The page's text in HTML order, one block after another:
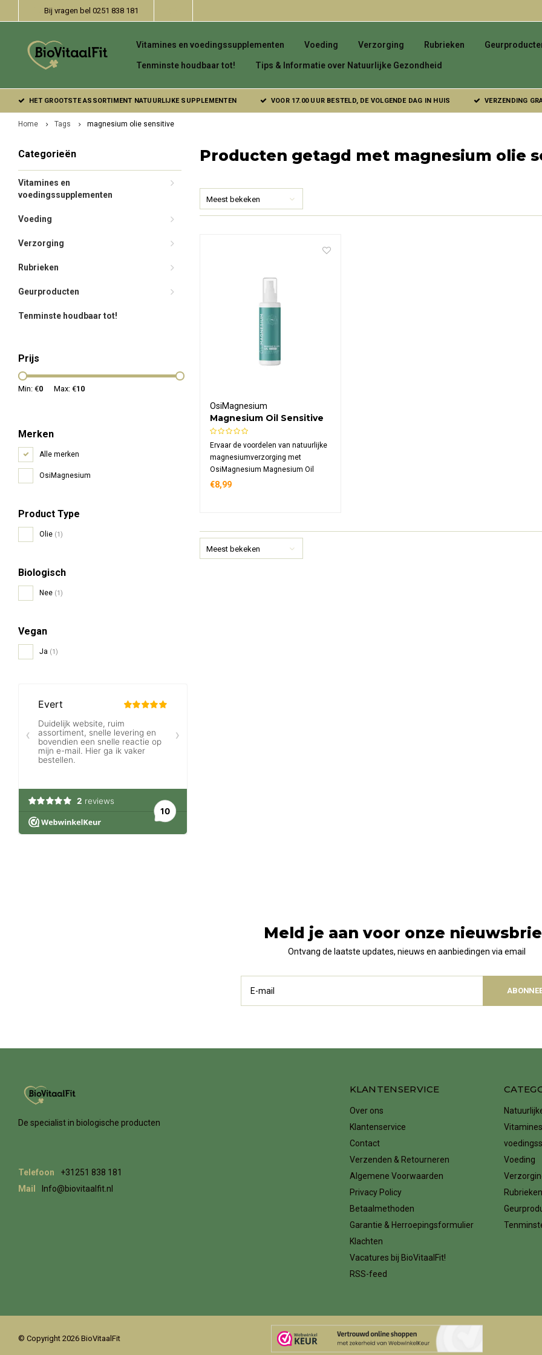
Bij vragen bel 0251 838 181
Vitamines en voedingssupplementen Voeding Verzorging Rubrieken
Tenminste houdbaar tot! Tips & Informatie over Natuurlijke Gezondheid
HET GROOTSTE ASSORTIMENT NATUURLIJKE SUPPLEMENTEN VOOR 17.00 UUR BESTELD, DE VOLGENDE DAG IN HUIS VERZENDING
Home Tags magnesium olie sensitive
Categorieën
Vitamines en
voedingssupplementen
Voeding
Verzorging
Rubrieken
Geurproducten
Tenminste houdbaar tot!
Prijs
Min: €0 Max: €10
Merken
Alle merken
OsiMagnesium
Product Type
Olie (1)
Biologisch
Nee (1)
Vegan
Ja (1)
Producten getagd met magnesium olie
Meest bekeken
OsiMagnesium
Magnesium Oil Sensitive
Ervaar de voordelen van natuurlijke
magnesiumverzorging met
OsiMagnesium Magnesium Oil
Sensitive. Speciaal ontwikkeld voor
lichaamsverzorging met zuiver
€8,99
Meest bekeken
Meld je aan voor onze
Ontvang de laatste updates, nieuws en aanbiedingen via email
De specialist in biologische producten
Telefoon
+31251 838 181
Mail
Info@biovitaalfit.nl
KLANTENSERVICE
Over ons
Klantenservice
Contact
Verzenden & Retourneren
Algemene Voorwaarden
Privacy Policy
Betaalmethoden
Garantie & Herroepingsformulier
Klachten
Vacatures bij BioVitaalFit!
RSS-feed
Voeding
Rubrieken
© Copyright 2026 BioVitaalFit